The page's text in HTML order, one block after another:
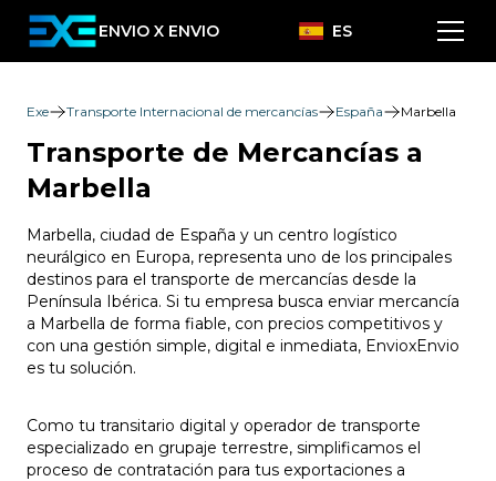
ENVIO X ENVIO ES
Exe Transporte Internacional de mercancías España Marbella
Transporte de Mercancías a
Marbella
Marbella, ciudad de España y un centro logístico
neurálgico en Europa, representa uno de los principales
destinos para el transporte de mercancías desde la
Península Ibérica. Si tu empresa busca enviar mercancía
a Marbella de forma fiable, con precios competitivos y
con una gestión simple, digital e inmediata, EnvioxEnvio
es tu solución.
Como tu transitario digital y operador de transporte
especializado en grupaje terrestre, simplificamos el
proceso de contratación para tus exportaciones a